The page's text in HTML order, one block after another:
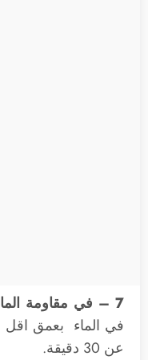
7 – في مقاومة الما
عن 30 دقيقة.